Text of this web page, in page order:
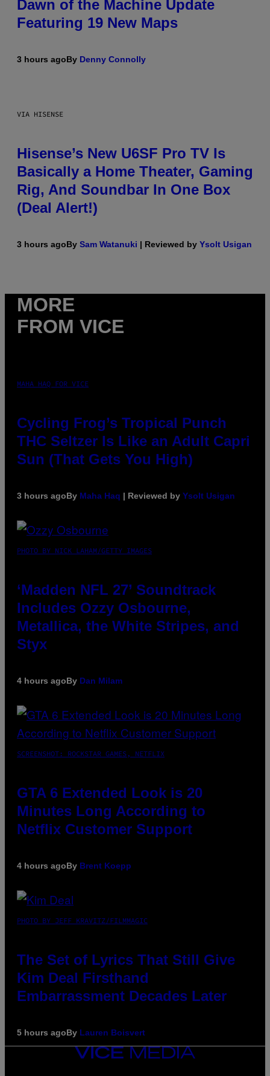
Dawn of the Machine Update
Featuring 19 New Maps
3 hours agoBy Denny Connolly
VIA HISENSE
Hisense’s New U6SF Pro TV Is
Basically a Home Theater, Gaming
Rig, And Soundbar In One Box
(Deal Alert!)
3 hours agoBy Sam Watanuki | Reviewed by Ysolt Usigan
MORE
FROM VICE
MAHA HAQ FOR VICE
Cycling Frog’s Tropical Punch
THC Seltzer Is Like an Adult Capri
Sun (That Gets You High)
3 hours agoBy Maha Haq | Reviewed by Ysolt Usigan
PHOTO BY NICK LAHAM/GETTY IMAGES
‘Madden NFL 27’ Soundtrack
Includes Ozzy Osbourne,
Metallica, the White Stripes, and
Styx
4 hours agoBy Dan Milam
SCREENSHOT: ROCKSTAR GAMES, NETFLIX
GTA 6 Extended Look is 20
Minutes Long According to
Netflix Customer Support
4 hours agoBy Brent Koepp
PHOTO BY JEFF KRAVITZ/FILMMAGIC
The Set of Lyrics That Still Give
Kim Deal Firsthand
Embarrassment Decades Later
5 hours agoBy Lauren Boisvert
VICE
MEDIA